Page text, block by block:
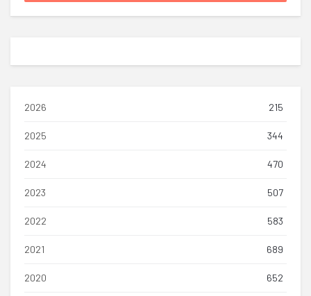
2026 215
2025 344
2024 470
2023 507
2022 583
2021 689
2020 652